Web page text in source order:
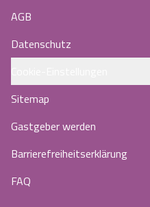
AGB
Datenschutz
Sitemap
Gastgeber werden
Barrierefreiheitserklärung
FAQ